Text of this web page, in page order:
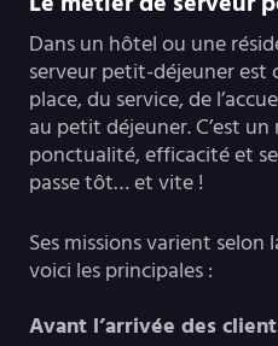
Dans un hôtel ou une
serveur petit-déjeuner est
place, du service, de
au petit déjeuner. C’est
ponctualité, efficacité et
passe tôt… et vite !
Ses missions varient selon
voici les principales :
Avant l’arrivée des